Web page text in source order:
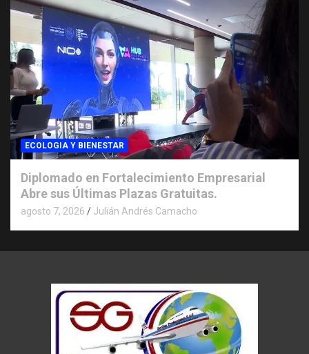
ECOLOGIA Y BIENESTAR
Diplomado en Fortalecimiento Empresarial
Abre sus Últimas Plazas Gratuitas.
agosto 7, 2026 Julián Andrés Camacho